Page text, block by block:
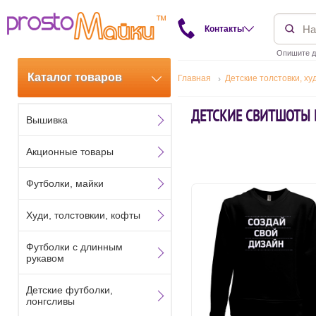
Контакты
Опишите
Каталог товаров Главная Детские толстовки,
ДЕТСКИЕ СВИТШОТЫ
Вышивка
Акционные товары
Футболки, майки
Худи, толстовкии, кофты
Футболки с длинным
рукавом
Детские футболки,
лонгсливы